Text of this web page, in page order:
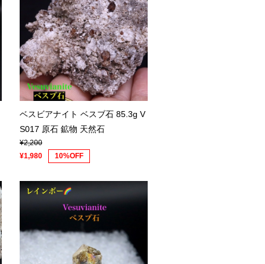
ベスビアナイト ベスブ石 85.3g V
S017 原石 鉱物 天然石
¥2,200
¥1,980
10%OFF